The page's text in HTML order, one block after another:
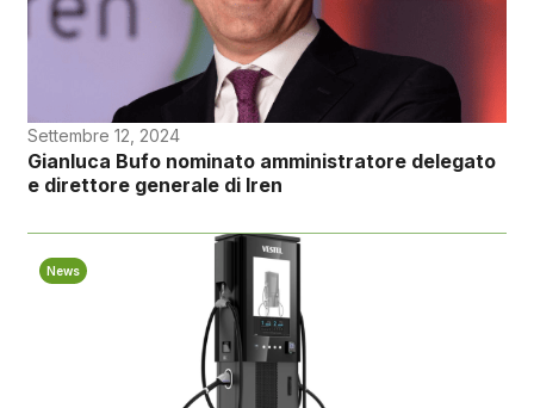
Settembre 12, 2024
Gianluca Bufo nominato amministratore delegato
e direttore generale di Iren
News